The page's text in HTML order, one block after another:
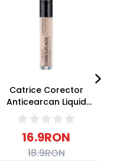
Catrice Corector
Anticearcan Liquid
Camouflage Concealer
005 Light 5ml
16.9RON
18.9RON